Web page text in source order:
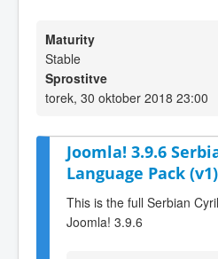
Maturity
Stable
Sprostitve
torek, 30 oktober 2018 23:00
Joomla! 3.9.6
Language Pack (v1)
This is the full Serbian
Joomla! 3.9.6